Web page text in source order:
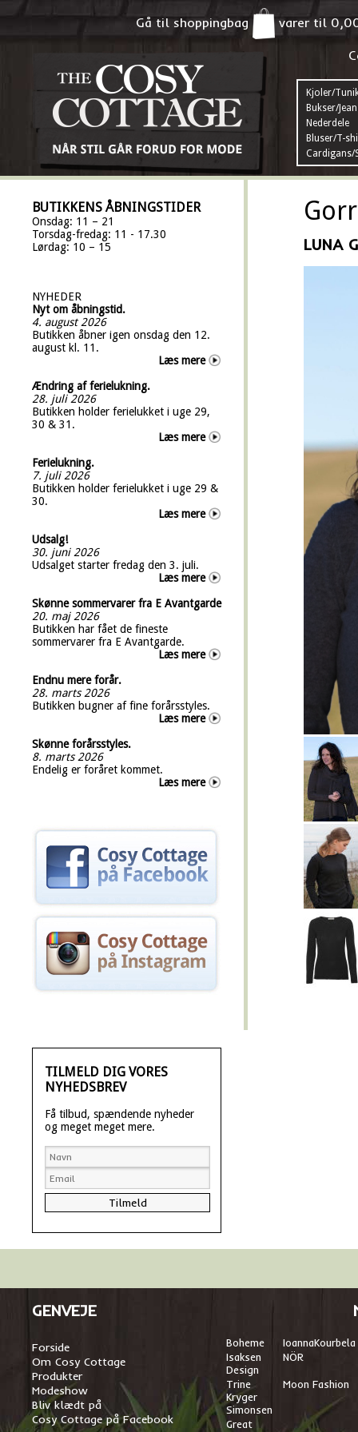
Gå til shoppingbag varer til
Kjoler/
Bukser/
Nederdele
Bluser/T-
Cardigans/
BUTIKKENS ÅBNINGSTIDER
Onsdag: 11 – 21
Torsdag-fredag: 11 - 17.30
Lørdag: 10 – 15
NYHEDER
Nyt om åbningstid.
4. august 2026
Butikken åbner igen onsdag den 12.
august kl. 11.
Læs mere
Ændring af ferielukning.
28. juli 2026
Butikken holder ferielukket i uge 29,
30 & 31.
Læs mere
Ferielukning.
7. juli 2026
Butikken holder ferielukket i uge 29 &
30.
Læs mere
Udsalg!
30. juni 2026
Udsalget starter fredag den 3. juli.
Læs mere
Skønne sommervarer fra E Avantgarde
20. maj 2026
Butikken har fået de fineste
sommervarer fra E Avantgarde.
Læs mere
Endnu mere forår.
28. marts 2026
Butikken bugner af fine forårsstyles.
Læs mere
Skønne forårsstyles.
8. marts 2026
Endelig er foråret kommet.
Læs mere
TILMELD DIG VORES
NYHEDSBREV
Få tilbud, spændende nyheder
og meget meget mere.
LUNA
GENVEJE
Forside
Om Cosy Cottage
Produkter
Modeshow
Bliv klædt på
Cosy Cottage på Facebook
Boheme IoannaKourbela
Isaksen
Design
NÖR
Trine
Kryger
Simonsen
Moon Fashion
Great